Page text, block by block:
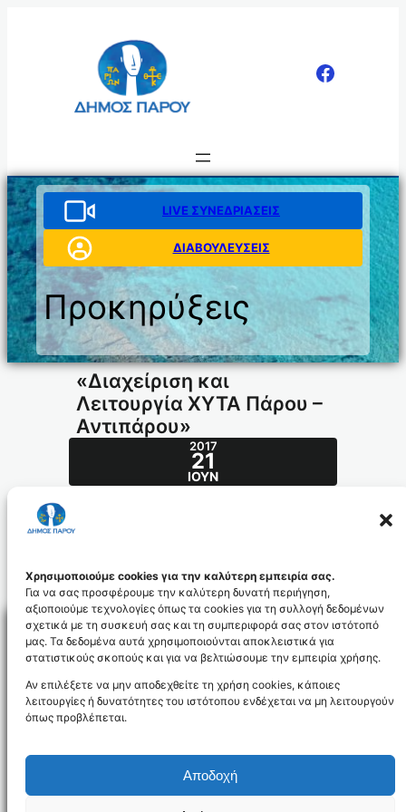
Χρησιμοποιούμε cookies για την καλύτερη εμπειρία σας.
Για να σας προσφέρουμε την καλύτερη δυνατή περιήγηση,
αξιοποιούμε τεχνολογίες όπως τα cookies για τη συλλογή δεδομένων
σχετικά με τη συσκευή σας και τη συμπεριφορά σας στον ιστότοπό
μας. Τα δεδομένα αυτά χρησιμοποιούνται αποκλειστικά για
στατιστικούς σκοπούς και για να βελτιώσουμε την εμπειρία χρήσης.
Αν επιλέξετε να μην αποδεχθείτε τη χρήση cookies, κάποιες
λειτουργίες ή δυνατότητες του ιστότοπου ενδέχεται να μη λειτουργούν
όπως προβλέπεται.
Αποδοχή
LIVE ΣΥΝΕΔΡΙΑΣΕΙΣ
ΔΙΑΒΟΥΛΕΥΣΕΙΣ
Προκηρύξεις
«Διαχείριση και
Λειτουργία ΧΥΤΑ Πάρου –
Αντιπάρου»
2017
21
ΙΟΎΝ
xyta_id3970
NEWSLETTER